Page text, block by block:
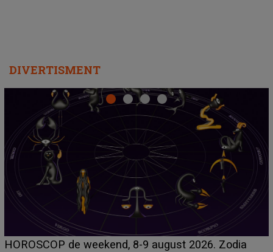
DIVERTISMENT
Emanuel a ținut ACEST DETALIU ASCUNS până